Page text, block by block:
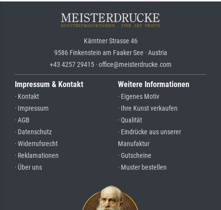
Kärntner Strasse 46
9586 Finkenstein am Faaker See · Austria
+43 4257 29415 · office@meisterdrucke.com
Impressum & Kontakt
· Kontakt
· Impressum
· AGB
· Datenschutz
· Widerrufsrecht
· Reklamationen
· Über uns
Weitere Informationen
· Eigenes Motiv
· Ihre Kunst verkaufen
· Qualität
· Eindrücke aus unserer
Manufaktur
· Gutscheine
· Muster bestellen